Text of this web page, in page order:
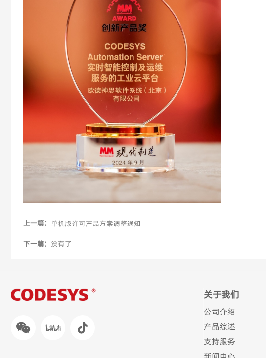
上一篇： 单机版许可产品方案调整通知
下一篇： 没有了
关于我们
公司介绍
产品综述
支持服务